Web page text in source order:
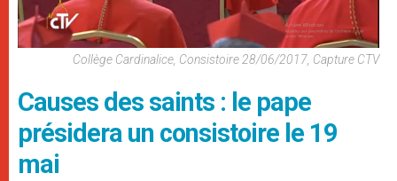
Collège Cardinalice, Consistoire 28/06/2017, Capture CTV
Causes des saints : le pape
présidera un consistoire le 19
mai